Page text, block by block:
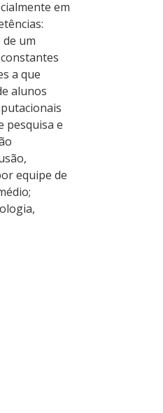
em
um
a que
alunos
pesquisa e
equipe de